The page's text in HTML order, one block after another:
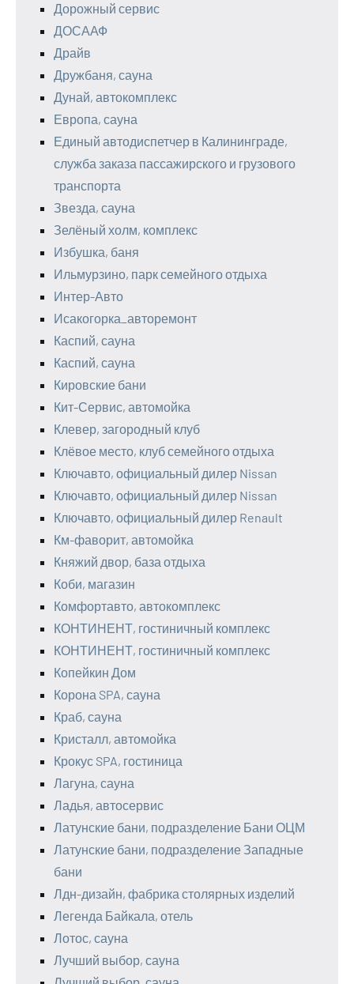
Дорожный сервис
ДОСААФ
Драйв
Дружбаня, сауна
Дунай, автокомплекс
Европа, сауна
Единый автодиспетчер в Калининграде,
служба заказа пассажирского и грузового
транспорта
Звезда, сауна
Зелёный холм, комплекс
Избушка, баня
Ильмурзино, парк семейного отдыха
Интер-Авто
Исакогорка_авторемонт
Каспий, сауна
Каспий, сауна
Кировские бани
Кит-Сервис, автомойка
Клевер, загородный клуб
Клёвое место, клуб семейного отдыха
Ключавто, официальный дилер Nissan
Ключавто, официальный дилер Nissan
Ключавто, официальный дилер Renault
Км-фаворит, автомойка
Княжий двор, база отдыха
Коби, магазин
Комфортавто, автокомплекс
КОНТИНЕНТ, гостиничный комплекс
КОНТИНЕНТ, гостиничный комплекс
Копейкин Дом
Корона SPA, сауна
Краб, сауна
Кристалл, автомойка
Крокус SPA, гостиница
Лагуна, сауна
Ладья, автосервис
Латунские бани, подразделение Бани ОЦМ
Латунские бани, подразделение Западные
бани
Лдн-дизайн, фабрика столярных изделий
Легенда Байкала, отель
Лотос, сауна
Лучший выбор, сауна